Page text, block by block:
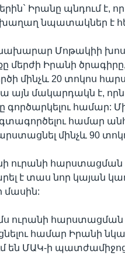
Իրանը պնդում է, որ
խաղաղ նպատակներ է
Մոթակիի
մերժի Իրանի
մինչև 20 տոկոս
այն մակարդակն է,
գործարկելու համար:
համար
մինչև 90
ուրանի հարստացման
է տաս նոր կայան
մասին:
ուրանի հարստացման
համար Իրանի
են ՄԱԿ-ի